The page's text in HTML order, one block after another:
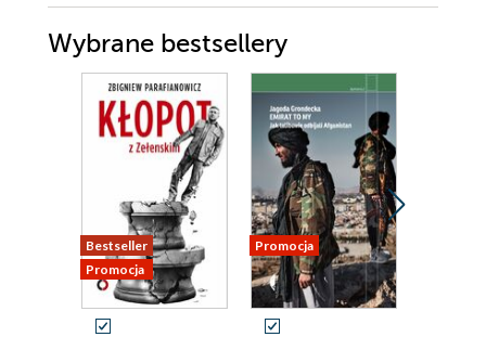
Wybrane bestsellery
Bestseller
Promocja
Promocja